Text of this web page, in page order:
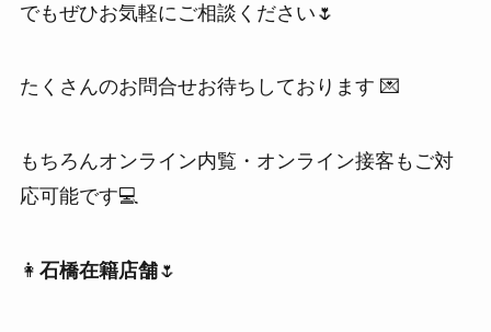
でもぜひお気軽にご相談ください🌷
たくさんのお問合せお待ちしております 💌
もちろんオンライン内覧・オンライン接客もご対
応可能です💻
👩 石橋在籍店舗🌷